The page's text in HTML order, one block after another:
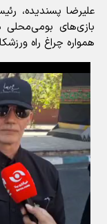
علیرضا پسندیده،
بازی‌های بومی‌محلی
همواره چراغ راه